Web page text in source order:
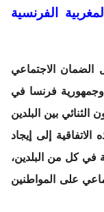
الفرنسية
الضمان الاجتماعي
وجمهورية فرنسا في
الثنائي بين البلدين
إلى إيجاد
في كل من البلدين،
على المواطنين